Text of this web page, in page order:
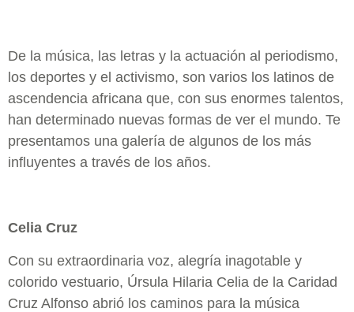
De la música, las letras y la actuación al periodismo,
los deportes y el activismo, son varios los latinos de
ascendencia africana que, con sus enormes talentos,
han determinado nuevas formas de ver el mundo. Te
presentamos una galería de algunos de los más
influyentes a través de los años.
Celia Cruz
Con su extraordinaria voz, alegría inagotable y
colorido vestuario, Úrsula Hilaria Celia de la Caridad
Cruz Alfonso abrió los caminos para la música